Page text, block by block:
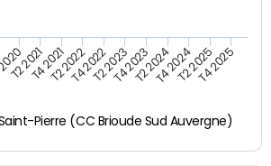
Pierre (CC Brioude Sud Auvergne)
T2 2021T4 2021T2 2022T4 2022T2 2023T4 2023T2 2024T4 2024T2 2025T4 2025